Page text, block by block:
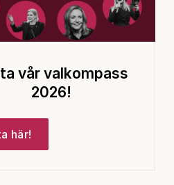
vår valkompass
2026!
här!